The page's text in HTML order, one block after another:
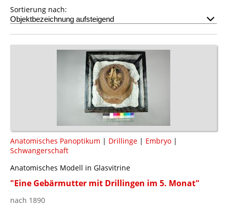
Sortierung nach:
Anatomisches Panoptikum | Drillinge | Embryo |
Schwangerschaft
Anatomisches Modell in Glasvitrine
"Eine Gebärmutter mit Drillingen im 5. Monat"
nach 1890